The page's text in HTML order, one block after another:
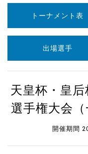
トーナメント表
出場選手
天皇杯・皇
選手権大会（
開催期間